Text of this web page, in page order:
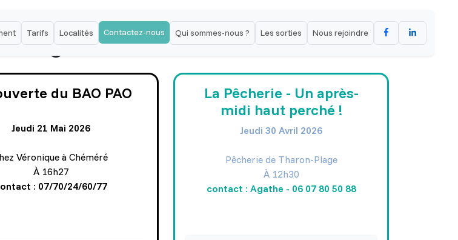
Tarifs Localités Contactez-nous Qui sommes-nous ? Les sorties Nous rejoindre
RegardSolidaires
du BAO PAO
Jeudi 21 Mai 2026
Véronique à Chéméré
À 16h27
: 07/70/24/60/77
La Pêcherie - Un après-
midi haut perché !
Jeudi 30 Avril 2026
Pêcherie de Tharon-Plage
À 12h30
contact : Agathe - 06 07 80 50 88